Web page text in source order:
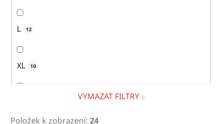
L 12
XL 10
VYMAZAT FILTRY
Položek k zobrazení: 24